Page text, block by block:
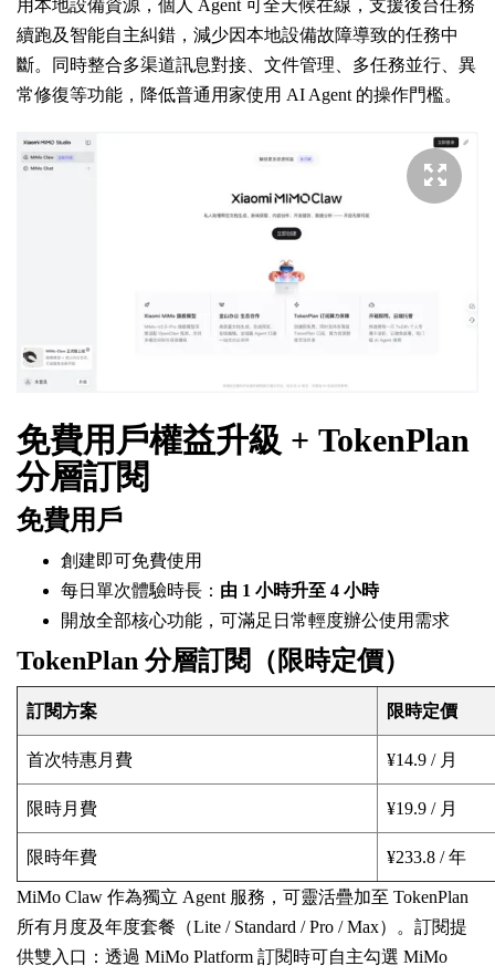
用本地設備資源，個人 Agent 可全天候在線，支援後台任務
續跑及智能自主糾錯，減少因本地設備故障導致的任務中
斷。同時整合多渠道訊息對接、文件管理、多任務並行、異
常修復等功能，降低普通用家使用 AI Agent 的操作門檻。
免費用戶權益升級 + TokenPlan
分層訂閱
免費用戶
創建即可免費使用
每日單次體驗時長： 由 1 小時升至 4 小時
開放全部核心功能，可滿足日常輕度辦公使用需求
TokenPlan 分層訂閱（限時定價）
訂閱方案 限時定價
首次特惠月費 ¥14.9 / 月
限時月費 ¥19.9 / 月
限時年費 ¥233.8 / 年
MiMo Claw 作為獨立 Agent 服務，可靈活疊加至 TokenPlan
所有月度及年度套餐（Lite / Standard / Pro / Max）。訂閱提
供雙入口：透過 MiMo Platform 訂閱時可自主勾選 MiMo